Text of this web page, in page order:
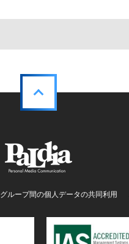
グループ間の個人データの共同利用